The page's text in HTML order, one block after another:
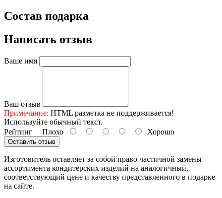
Состав подарка
Написать отзыв
Ваше имя
Ваш отзыв
Примечание: HTML разметка не поддерживается!
Используйте обычный текст.
Рейтинг Плохо Хорошо
Оставить отзыв
Изготовитель оставляет за собой право частичной замены
ассортимента кондитерских изделий на аналогичный,
соответствующий цене и качеству представленного в подарке
на сайте.